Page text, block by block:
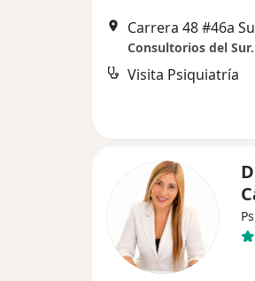
Carrera 48 #46a
Consultorios del
Visita Psiquiatría